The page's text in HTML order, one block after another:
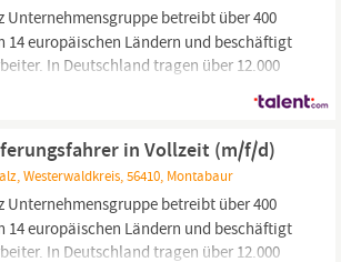
Unternehmensgruppe betreibt über 400
14 europäischen Ländern und beschäftigt
In Deutschland tragen über 12.000
Gruppe bei, die hierzulande 58 XXXLutz
54 mömax Trendmöbelhäuser betreibt.
von 6,4 Milliarden Euro ist die XXXLutz-
in Vollzeit (m/f/d)
Westerwaldkreis, 56410, Montabaur
Unternehmensgruppe betreibt über 400
14 europäischen Ländern und beschäftigt
In Deutschland tragen über 12.000